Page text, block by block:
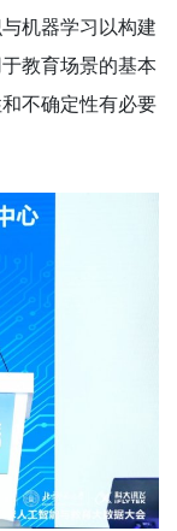
机器学习以构建
教育场景的基本
不确定性有必要